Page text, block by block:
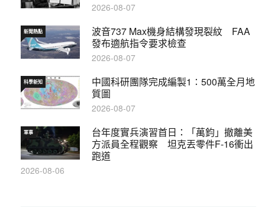
2026-08-07
波音737 Max機身結構發現裂紋 FAA
發布適航指令要求檢查
新聞熱點
2026-08-07
中國科研團隊完成編製1∶500萬全月地
質圖
科學新知
2026-08-07
台年度實兵演習首日：「萬鈞」撤離美
方派員全程觀察 坦克丟零件F-16衝出
跑道
軍事
2026-08-06